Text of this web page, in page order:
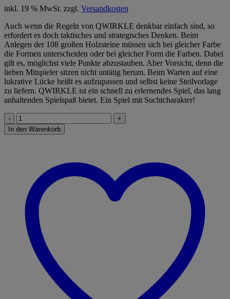
inkl. 19 % MwSt. zzgl. Versandkosten
Auch wenn die Regeln von QWIRKLE denkbar einfach sind, so
erfordert es doch taktisches und strategisches Denken. Beim
Anlegen der 108 großen Holzsteine müssen sich bei gleicher Farbe
die Formen unterscheiden oder bei gleicher Form die Farben. Dabei
gilt es, möglichst viele Punkte abzustauben. Aber Vorsicht, denn die
lieben Mitspieler sitzen nicht untätig herum. Beim Warten auf eine
lukrative Lücke heißt es aufzupassen und selbst keine Steilvorlage
zu liefern. QWIRKLE ist ein schnell zu erlernendes Spiel, das lang
anhaltenden Spielspaß bietet. Ein Spiel mit Suchtcharakter!
Qwirkle
Menge
In den Warenkorb